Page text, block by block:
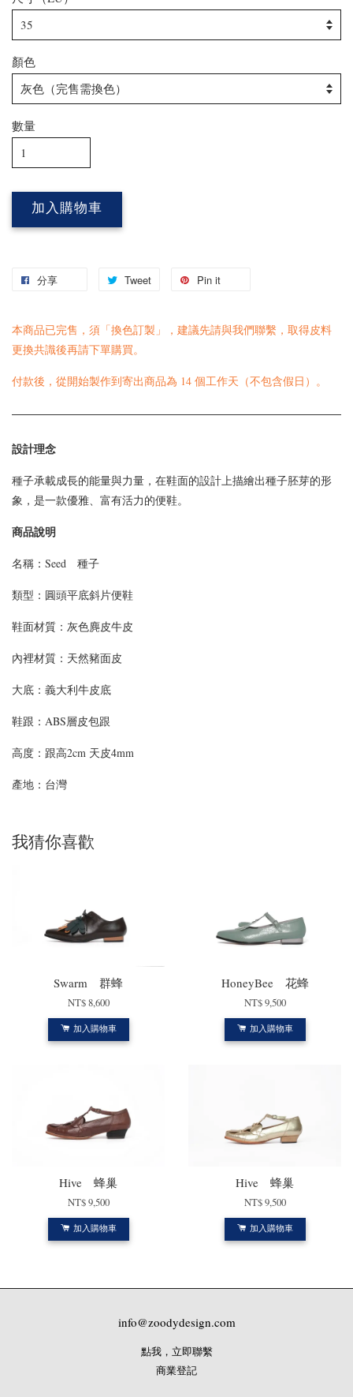
顏色
數量
加入購物車
分享 Tweet Pin it
本商品已完售，須「換色訂製」，建議先請與我們聯繫 ，取得皮料
更換共識後再請下單購買。
付款後，從開始製作到寄出商品為 14 個工作天（不包含假日）。
設計理念
種子承載成長的能量與力量，在鞋面的設計上描繪出種子胚芽的形
象，是一款優雅、富有活力的便鞋。
商品說明
名稱：Seed 種子
類型： 圓頭平底斜片便鞋
鞋面材質： 灰色麂皮牛皮
內裡材質：天然豬面皮
大底：義大利牛皮底
鞋跟：ABS層皮包跟
高度： 跟高2cm 天皮4mm
產地：台灣
我猜你喜歡
Swarm 群蜂
NT$ 8,600
加入購物車
HoneyBee 花蜂
NT$ 9,500
加入購物車
Hive 蜂巢
NT$ 9,500
加入購物車
Hive 蜂巢
NT$ 9,500
加入購物車
info@zoodydesign.com
點我，立即聯繫
商業登記